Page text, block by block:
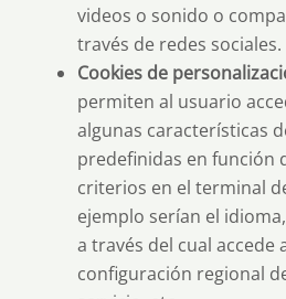
videos o sonido o
través de redes sociales.
Cookies de
permiten al usuario
algunas características
predefinidas en función
criterios en el terminal
ejemplo serían el
a través del cual accede
configuración regional